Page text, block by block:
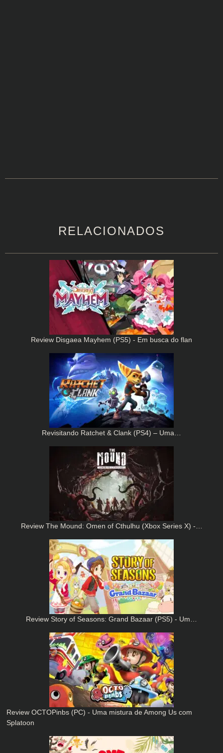
RELACIONADOS
Review Disgaea Mayhem (PS5) - Em busca do flan
Revisitando Ratchet & Clank (PS4) – Uma…
Review The Mound: Omen of Cthulhu (Xbox Series X) -…
Review Story of Seasons: Grand Bazaar (PS5) - Um…
Review OCTOPinbs (PC) - Uma mistura de Among Us com
Splatoon